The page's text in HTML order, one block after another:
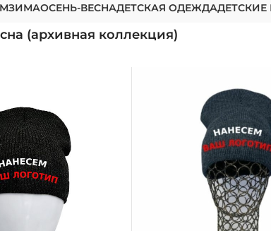
ЗИМАОСЕНЬ-ВЕСНАДЕТСКАЯ ОДЕЖДА
(архивная коллекция)